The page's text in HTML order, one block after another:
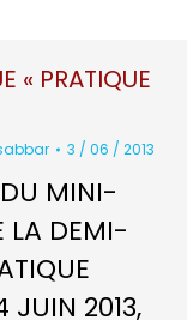
« PRATIQUE
3 / 06 / 2013
MINI-
LA DEMI-
JUIN 2013,